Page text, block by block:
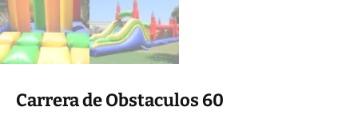
Carrera de Obstaculos 60